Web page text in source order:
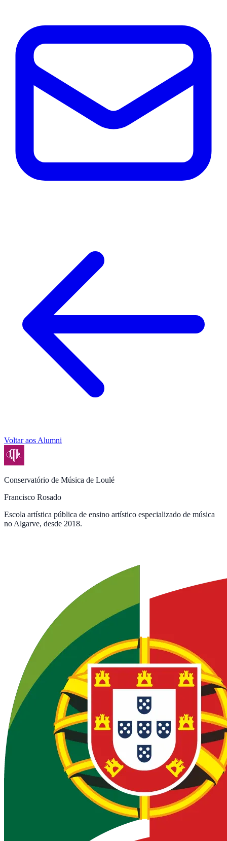
Voltar aos Alumni
Conservatório de Música de Loulé
Francisco Rosado
Escola artística pública de ensino artístico especializado de música
no Algarve, desde 2018.